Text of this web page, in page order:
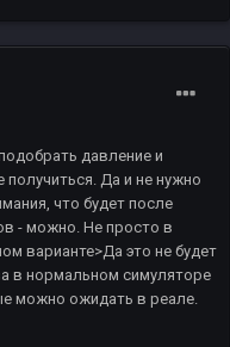
давление и
Да и не нужно
что будет после
- можно. Не просто в
варианте>Да это не будет
в нормальном симуляторе
можно ожидать в реале.